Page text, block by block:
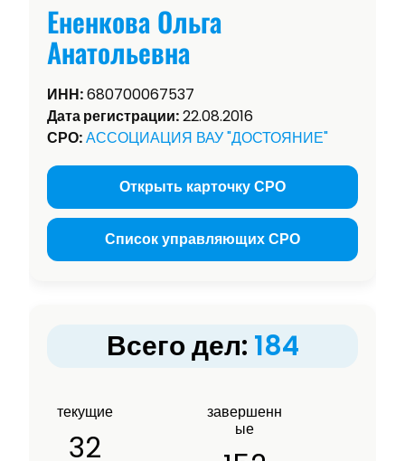
Ененкова Ольга
Анатольевна
ИНН:680700067537
Дата регистрации:22.08.2016
СРО:АССОЦИАЦИЯ ВАУ "ДОСТОЯНИЕ"
Открыть карточку СРО
Список управляющих СРО
Всего дел: 184
текущие
32
завершенн
ые